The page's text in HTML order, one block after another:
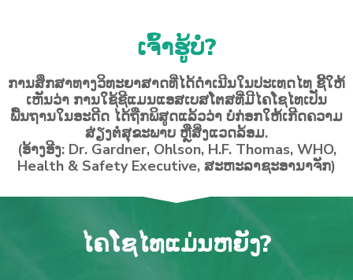
ເຈົ້າຮູ້ບໍ?
ການສຶກສາທາງວິທະຍາສາດທີ່ໄດ້ດຳເນີນໃນປະເທດໄທ ຊີ້ໃຫ້
ເຫັນວ່າ ການໃຊ້ຊີແມນແອສເບສໂຕສທີ່ມີໄຄໂຊໄທເປັນ
ພື້ນຖານໃນອະດີດ ໄດ້ຖືກພິສູດແລ້ວວ່າ ບໍ່ກ່ອກໃຫ້ເກີດຄວາມ
ສ່ຽງຕໍ່ສຸຂະພາບ ຫຼືສິ່ງແວດລ້ອມ.
(ອ້າງອີງ: Dr. Gardner, Ohlson, H.F. Thomas, WHO,
Health & Safety Executive, ສະຫະລາຊະອານາຈັກ)
ໄຄໂຊໄທແມ່ນຫຍັງ?